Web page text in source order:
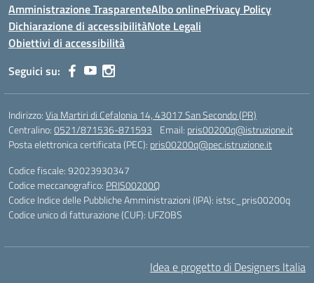
Amministrazione TrasparenteAlbo onlinePrivacy Policy
Dichiarazione di accessibilitàNote Legali
Obiettivi di accessibilità
Seguici su:
Indirizzo:Via Martiri di Cefalonia 14, 43017 San Secondo (PR)
Centralino:0521/871536-871593 Email: pris00200q@istruzione.it
Posta elettronica certificata (PEC): pris00200q@pec.istruzione.it
Codice fiscale: 92023930347
Codice meccanografico: PRIS00200Q
Codice Indice delle Pubbliche Amministrazioni (IPA): istsc_pris00200q
Codice unico di fatturazione (CUF): UFZ0BS
Idea e progetto di Designers Italia